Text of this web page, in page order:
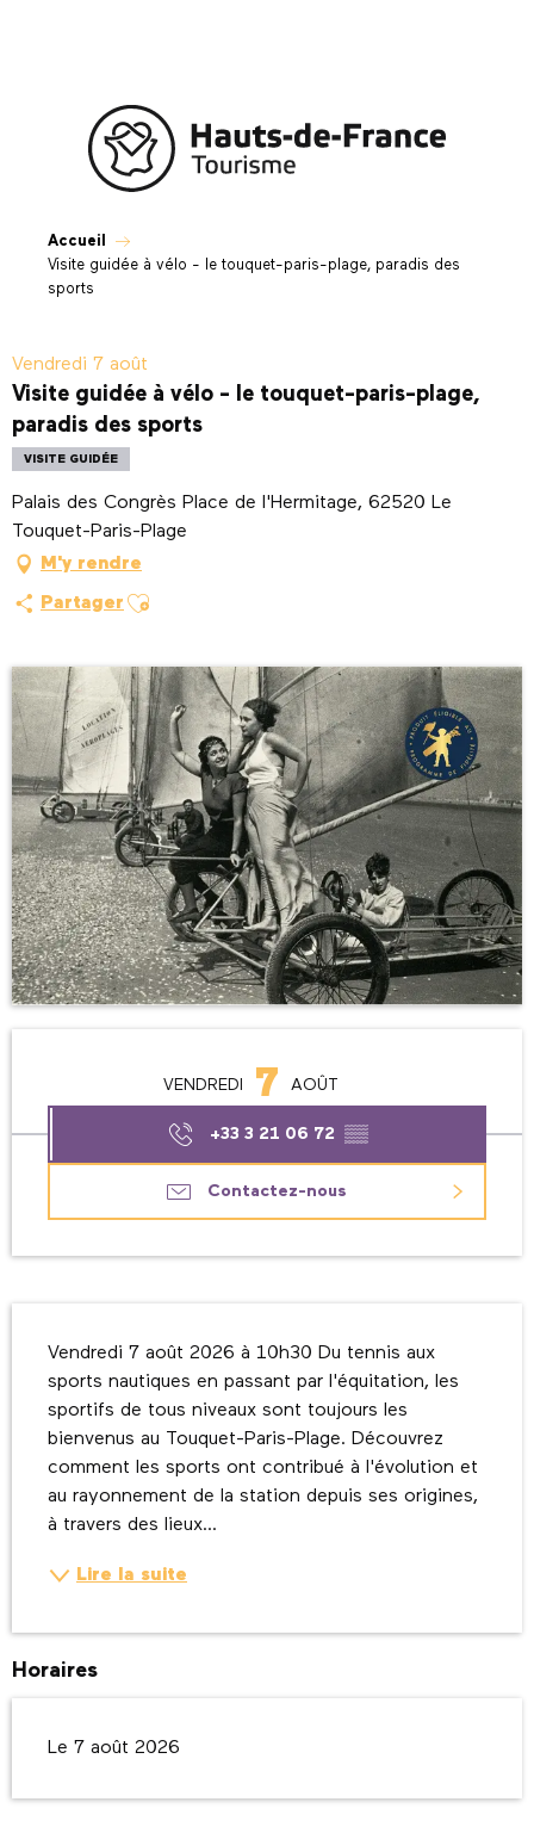
Accueil
Visite guidée à vélo - le touquet-paris-plage, paradis des
sports
Vendredi 7 août
Visite guidée à vélo - le touquet-paris-plage,
paradis des sports
VISITE GUIDÉE
Palais des Congrès Place de l'Hermitage, 62520 Le
Touquet-Paris-Plage
M'y rendre
Partager Ajouter aux favoris
VENDREDI 7 AOÛT
+33 3 21 06 72 ▒▒
Contactez-nous
Vendredi 7 août 2026 à 10h30 Du tennis aux
sports nautiques en passant par l'équitation, les
sportifs de tous niveaux sont toujours les
bienvenus au Touquet-Paris-Plage. Découvrez
comment les sports ont contribué à l'évolution et
au rayonnement de la station depuis ses origines,
à travers des lieux...
Lire la suite
Horaires
Le 7 août 2026